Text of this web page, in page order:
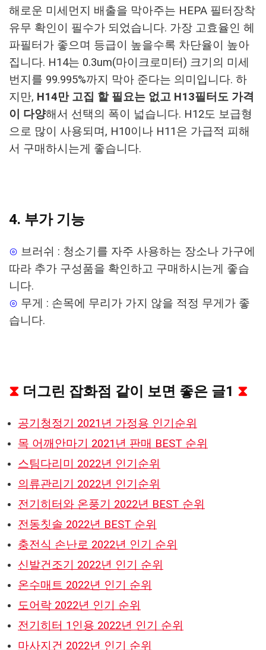
해로운 미세먼지 배출을 막아주는 HEPA 필터장착
유무 확인이 필수가 되었습니다. 가장 고효율인 헤
파필터가 좋으며 등급이 높을수록 차단율이 높아
집니다. H14는 0.3um(마이크로미터) 크기의 미세
번지를 99.995%까지 막아 준다는 의미입니다. 하
지만, H14만 고집 할 필요는 없고 H13필터도 가격
이 다양해서 선택의 폭이 넓습니다. H12도 보급형
으로 많이 사용되며, H10이나 H11은 가급적 피해
서 구매하시는게 좋습니다.
4. 부가 기능
⊙ 브러쉬 : 청소기를 자주 사용하는 장소나 가구에
따라 추가 구성품을 확인하고 구매하시는게 좋습
니다.
⊙ 무게 : 손목에 무리가 가지 않을 적정 무게가 좋
습니다.
⧗ 더그린 잡화점 같이 보면 좋은 글1 ⧗
공기청정기 2021년 가정용 인기순위
목 어깨안마기 2021년 판매 BEST 순위
스팀다리미 2022년 인기순위
의류관리기 2022년 인기순위
전기히터와 온풍기 2022년 BEST 순위
전동칫솔 2022년 BEST 순위
충전식 손난로 2022년 인기 순위
신발건조기 2022년 인기 순위
온수매트 2022년 인기 순위
도어락 2022년 인기 순위
전기히터 1인용 2022년 인기 순위
마사지건 2022년 인기 순위